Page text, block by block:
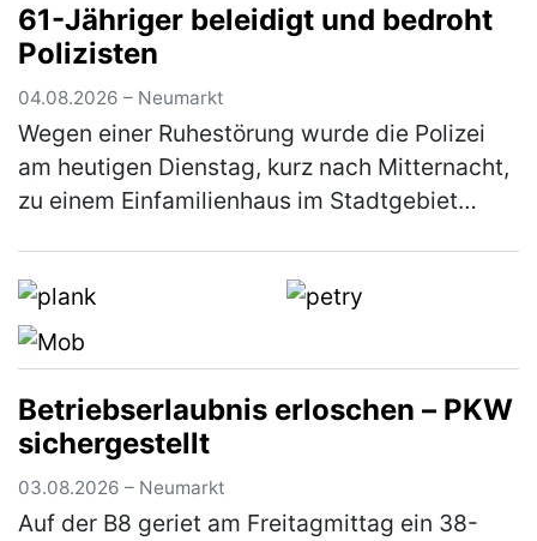
Ein aufmerksamer Zeuge konnte den U…
(mehr)
61-Jähriger beleidigt und bedroht
Polizisten
04.08.2026 – Neumarkt
Wegen einer Ruhestörung wurde die Polizei
am heutigen Dienstag, kurz nach Mitternacht,
zu einem Einfamilienhaus im Stadtgebiet
Betriebserlaubnis erloschen – PKW
sichergestellt
03.08.2026 – Neumarkt
Auf der B8 geriet am Freitagmittag ein 38-